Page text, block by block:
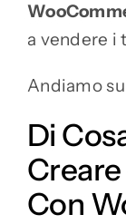
a vendere i
Andiamo
Di
Con